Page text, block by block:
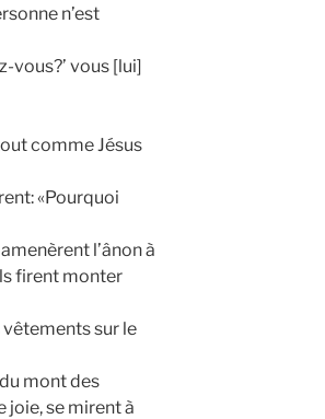
n’est
vous?’ vous [lui]
comme Jésus
«Pourquoi
l’ânon à
firent monter
vêtements sur le
mont des
joie, se mirent à